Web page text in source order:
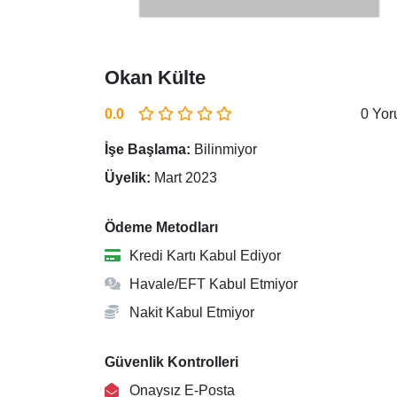
Okan Külte
0.0 0
İşe Başlama: Bilinmiyor
Üyelik: Mart 2023
Ödeme Metodları
Kredi Kartı Kabul Ediyor
Havale/EFT Kabul Etmiyor
Nakit Kabul Etmiyor
Güvenlik Kontrolleri
Onaysız E-Posta